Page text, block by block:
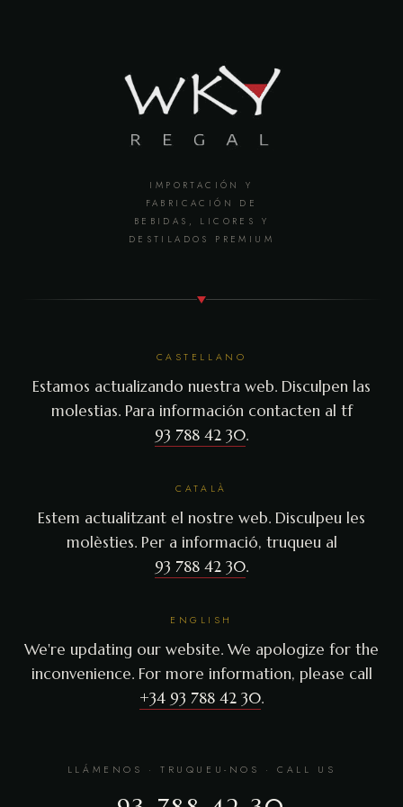
IMPORTACIÓN Y
FABRICACIÓN DE
BEBIDAS, LICORES Y
DESTILADOS PREMIUM
CASTELLANO
Estamos actualizando nuestra web. Disculpen las
molestias. Para información contacten al tf
93 788 42 30.
CATALÀ
Estem actualitzant el nostre web. Disculpeu les
molèsties. Per a informació, truqueu al
93 788 42 30.
ENGLISH
We're updating our website. We apologize for the
inconvenience. For more information, please call
+34 93 788 42 30.
LLÁMENOS · TRUQUEU-NOS · CALL US